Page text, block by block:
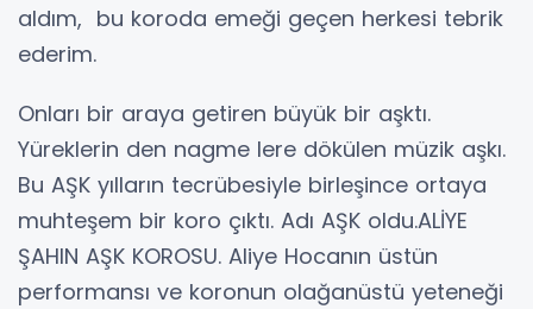
aldım, bu koroda emeği geçen herkesi tebrik
ederim.
Onları bir araya getiren büyük bir aşktı.
Yüreklerin den nagme lere dökülen müzik aşkı.
Bu AŞK yılların tecrübesiyle birleşince ortaya
muhteşem bir koro çıktı. Adı AŞK oldu.ALİYE
ŞAHIN AŞK KOROSU. Aliye Hocanın üstün
performansı ve koronun olağanüstü yeteneği